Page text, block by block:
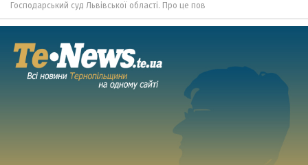
Господарський суд Львівської області. Про це пов